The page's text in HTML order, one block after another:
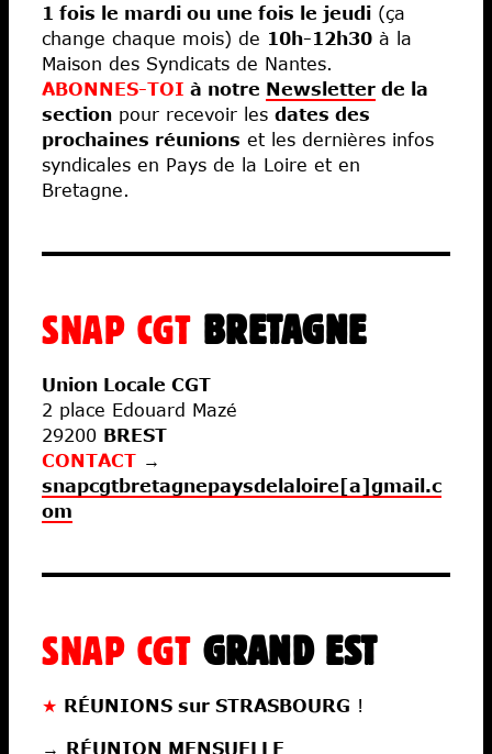
1 fois le mardi ou une fois le jeudi (ça
change chaque mois) de 10h-12h30 à la
Maison des Syndicats de Nantes.
ABONNES-TOI à notre Newsletter de la
section pour recevoir les dates des
prochaines réunions et les dernières infos
syndicales en Pays de la Loire et en
Bretagne.
SNAP CGT BRETAGNE
Union Locale CGT
2 place Edouard Mazé
29200 BREST
CONTACT →
snapcgtbretagnepaysdelaloire[a]gmail.c
om
SNAP CGT GRAND EST
★ RÉUNIONS sur STRASBOURG !
→ RÉUNION MENSUELLE